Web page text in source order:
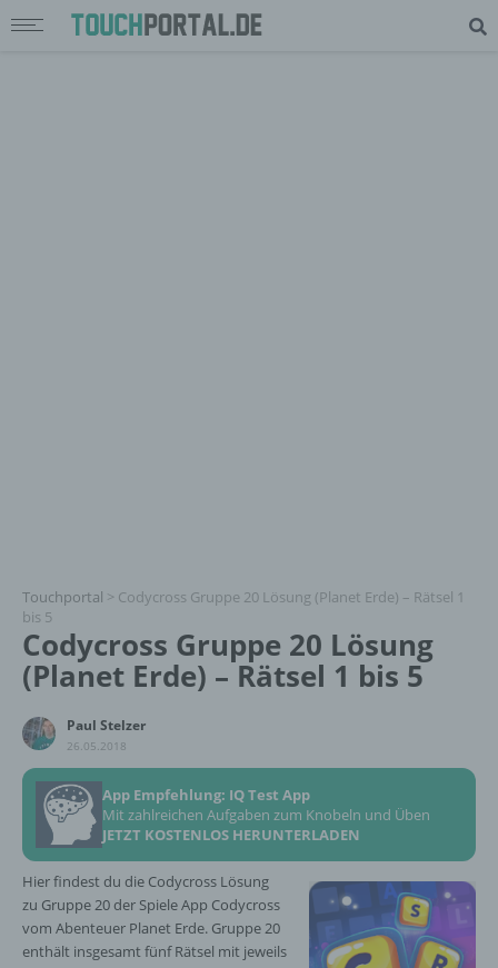
Touchportal > Codycross Gruppe 20 Lösung (Planet Erde) – Rätsel 1
bis 5
Codycross Gruppe 20 Lösung
(Planet Erde) – Rätsel 1 bis 5
Paul Stelzer
26.05.2018
App Empfehlung: IQ Test App
Mit zahlreichen Aufgaben zum Knobeln und Üben
JETZT KOSTENLOS HERUNTERLADEN
Hier findest du die Codycross Lösung
zu Gruppe 20 der Spiele App Codycross
vom Abenteuer Planet Erde. Gruppe 20
enthält insgesamt fünf Rätsel mit jeweils